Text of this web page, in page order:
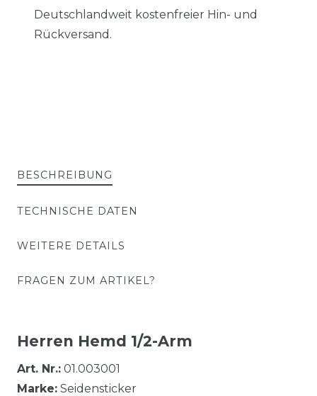
Deutschlandweit kostenfreier Hin- und
Rückversand.
BESCHREIBUNG
TECHNISCHE DATEN
WEITERE DETAILS
FRAGEN ZUM ARTIKEL?
Herren Hemd 1/2-Arm
Art. Nr.: 01.003001
Marke: Seidensticker